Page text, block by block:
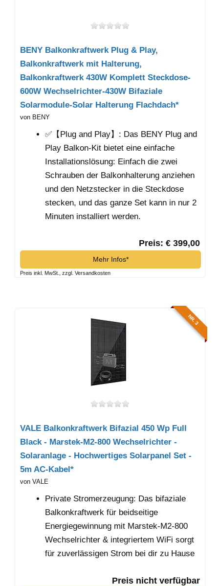
BENY Balkonkraftwerk Plug & Play,
Balkonkraftwerk mit Halterung,
Balkonkraftwerk 430W Komplett Steckdose-
600W Wechselrichter-430W Bifaziale
Solarmodule-Solar Halterung Flachdach*
von BENY
✅【Plug and Play】: Das BENY Plug and
Play Balkon-Kit bietet eine einfache
Installationslösung: Einfach die zwei
Schrauben der Balkonhalterung anziehen
und den Netzstecker in die Steckdose
stecken, und das ganze Set kann in nur 2
Minuten installiert werden.
Preis: € 399,00
Mehr Infos*
Preis inkl. MwSt., zzgl. Versandkosten
NR. 3
VALE Balkonkraftwerk Bifazial 450 Wp Full
Black - Marstek-M2-800 Wechselrichter -
Solaranlage - Hochwertiges Solarpanel Set -
5m AC-Kabel*
von VALE
Private Stromerzeugung: Das bifaziale
Balkonkraftwerk für beidseitige
Energiegewinnung mit Marstek-M2-800
Wechselrichter & integriertem WiFi sorgt
für zuverlässigen Strom bei dir zu Hause
Preis nicht verfügbar